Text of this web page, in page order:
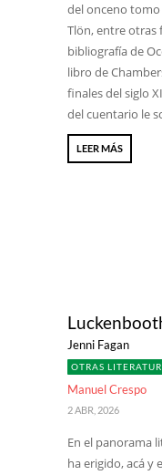
del onceno tomo
Tlön, entre otras
bibliografía de
libro de
finales del siglo
del cuentario le
LEER MÁS
Jenni Fagan
OTRAS
Manuel Crespo
2 ABR, 2026
En el panorama
ha erigido, acá y